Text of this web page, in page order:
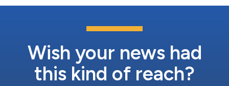
Wish your news had
this kind of reach?